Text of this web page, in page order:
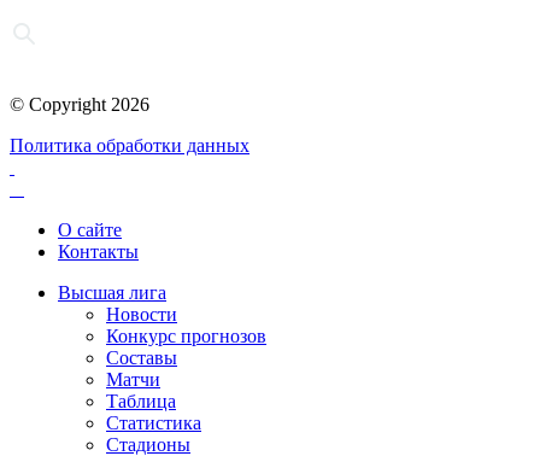
© Copyright 2026
Политика обработки данных
О сайте
Контакты
Высшая лига
Новости
Конкурс прогнозов
Составы
Матчи
Таблица
Статистика
Стадионы